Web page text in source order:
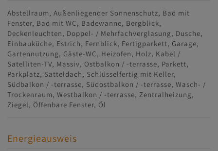
Abstellraum Außenliegender Sonnenschutz Bad mit
Fenster Bad mit WC Badewanne Bergblick
Deckenleuchten
Doppel- / Mehrfachverglasung
Dusche
Einbauküche Estrich Fernblick Fertigparkett Garage
Gartennutzung
Gäste-WC Heizofen Holz Kabel /
Satelliten-TV Massiv Ostbalkon / -terrasse Parkett
Parkplatz Satteldach
Schlüsselfertig mit Keller
Südbalkon / -terrasse Südostbalkon / -terrasse Wasch- /
Trockenraum Westbalkon / -terrasse Zentralheizung
Ziegel
Öffenbare Fenster Öl
Energieausweis